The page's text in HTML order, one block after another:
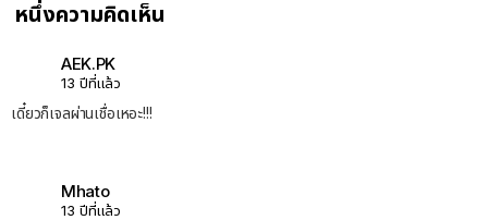
หนึ่งความคิดเห็น
AEK.PK
13 ปีที่แล้ว
เดี๋ยวก็เจลผ่านเชื่อเหอะ!!!
Mhato
13 ปีที่แล้ว